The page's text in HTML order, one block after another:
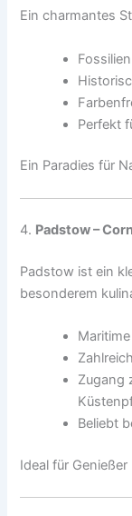
Ein charmantes
Perfekt
Ein Paradies für
4. Padstow –
Padstow ist ein
besonderem
Zugang
Beliebt
Ideal für